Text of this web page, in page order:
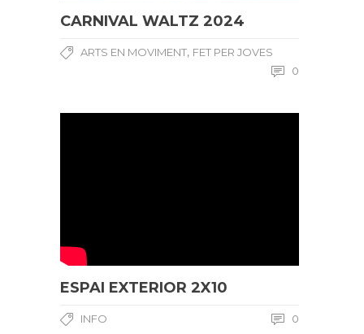
CARNIVAL WALTZ 2024
ARTS EN MOVIMENT, FET PER JOVES
0
ESPAI EXTERIOR 2X10
INFO 0